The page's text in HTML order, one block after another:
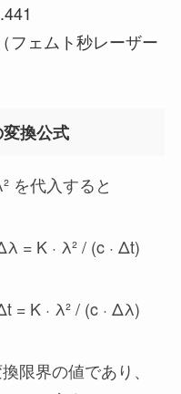
フェムト秒レーザー
換公式
を代入すると
= K · λ² / (c · Δt)
= K · λ² / (c · Δλ)
限界の値であり、